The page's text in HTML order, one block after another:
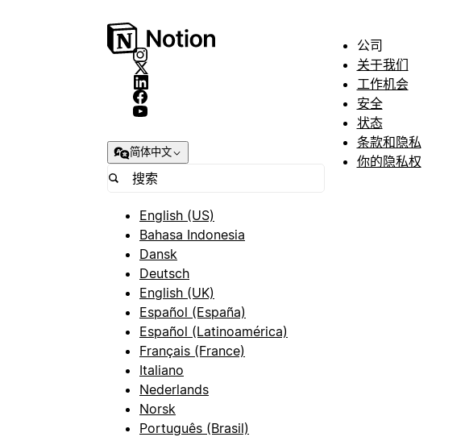
简体中文
English (US)
Bahasa Indonesia
Dansk
Deutsch
English (UK)
Español (España)
Español (Latinoamérica)
Français (France)
Italiano
Nederlands
Norsk
Português (Brasil)
公司
关于我们
工作机会
安全
状态
条款和隐私
你的隐私权